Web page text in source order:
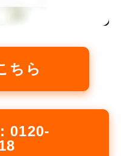
ちら
0120-